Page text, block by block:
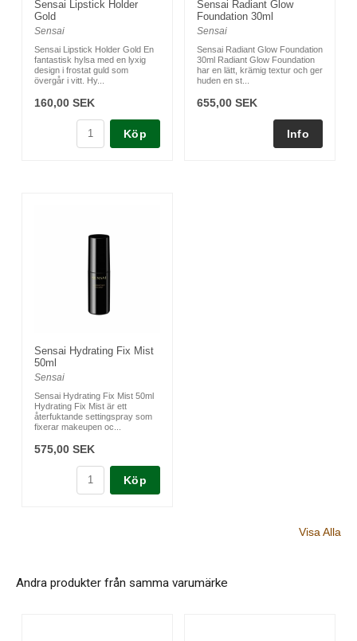
Sensai Lipstick Holder
Gold
Sensai
Sensai Lipstick Holder Gold En
fantastisk hylsa med en lyxig
design i frostat guld som
övergår i vitt. Hy...
160,00 SEK
Köp
Sensai Radiant Glow
Foundation 30ml
Sensai
Sensai Radiant Glow Foundation
30ml Radiant Glow Foundation
har en lätt, krämig textur och ger
huden en st...
655,00 SEK
Sensai Hydrating Fix Mist
50ml
Sensai
Sensai Hydrating Fix Mist 50ml
Hydrating Fix Mist är ett
återfuktande settingspray som
fixerar makeupen oc...
575,00 SEK
Köp
Visa Alla
Andra produkter från samma varumärke